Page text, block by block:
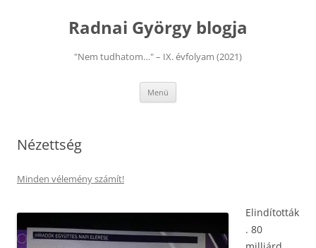
Radnai György blogja
"Nem tudhatom…" – IX. évfolyam (2021)
Menü
Nézettség
Minden vélemény számít!
Elindították
. 80